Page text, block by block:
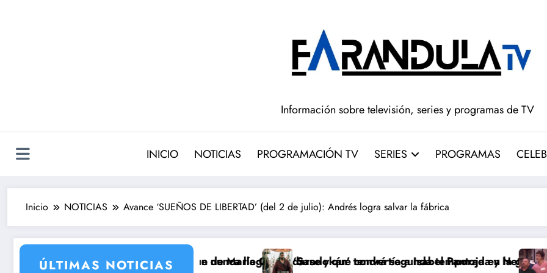
Información sobre televisión, series y programas de TV
INICIO NOTICIAS PROGRAMACIÓN TV SERIES PROGRAMAS
Inicio NOTICIAS Avance ‘SUEÑOS DE LIBERTAD’ (del 2 de julio): Andrés logra salvar la fábrica
ÚLTIMAS NOTICIAS
la incorporación de María Castro
Ordóñez que nunca llegó a rodarse y que convertía a Isabel Pantoja en la gran antagonista
‘Sandokán’ tendrá segunda temporada y Netflix cambia el futuro de
Pepón y Edu